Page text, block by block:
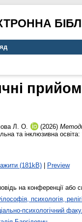
Л. О. (2026)
та інклюзивна
(181kB)| Preview
на конференції або
психологія,
психологічний